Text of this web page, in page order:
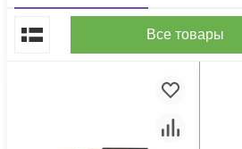
Все товары
По популярности